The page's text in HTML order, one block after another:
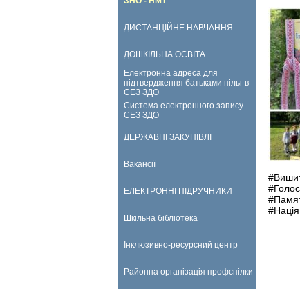
ДИСТАНЦІЙНЕ НАВЧАННЯ
ДОШКІЛЬНА ОСВІТА
Електронна адреса для
підтвердження батьками пільг в
СЕЗ ЗДО
Система електронного запису
СЕЗ ЗДО
ДЕРЖАВНІ ЗАКУПІВЛІ
Вакансії
ЕЛЕКТРОННІ ПІДРУЧНИКИ
Шкільна бібліотека
Інклюзивно-ресурсний центр
Районна організація профспілки